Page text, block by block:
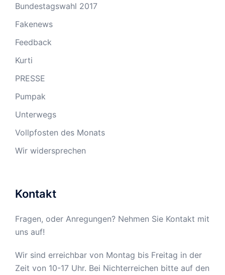
Bundestagswahl 2017
Fakenews
Feedback
Kurti
PRESSE
Pumpak
Unterwegs
Vollpfosten des Monats
Wir widersprechen
Kontakt
Fragen, oder Anregungen? Nehmen Sie Kontakt mit
uns auf!
Wir sind erreichbar von Montag bis Freitag in der
Zeit von 10-17 Uhr. Bei Nichterreichen bitte auf den